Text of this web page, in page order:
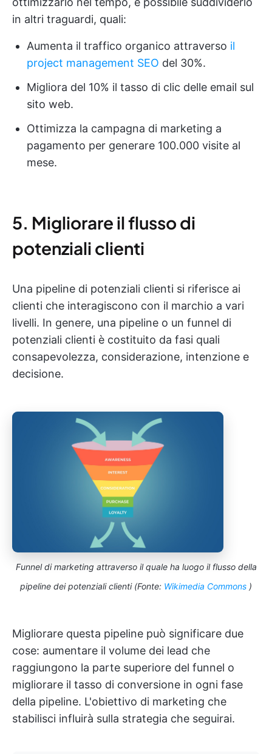
in altri traguardi, quali:
Aumenta il traffico organico attraverso il
project management SEO del 30%.
Migliora del 10% il tasso di clic delle email sul
sito web.
Ottimizza la campagna di marketing a
pagamento per generare 100.000 visite al
mese.
5. Migliorare il flusso di
potenziali clienti
Una pipeline di potenziali clienti si riferisce ai
clienti che interagiscono con il marchio a vari
livelli. In genere, una pipeline o un funnel di
potenziali clienti è costituito da fasi quali
consapevolezza, considerazione, intenzione e
decisione.
Funnel di marketing attraverso il quale ha luogo il flusso della
pipeline dei potenziali clienti (Fonte: Wikimedia Commons )
Migliorare questa pipeline può significare due
cose: aumentare il volume dei lead che
raggiungono la parte superiore del funnel o
migliorare il tasso di conversione in ogni fase
della pipeline. L'obiettivo di marketing che
stabilisci influirà sulla strategia che seguirai.